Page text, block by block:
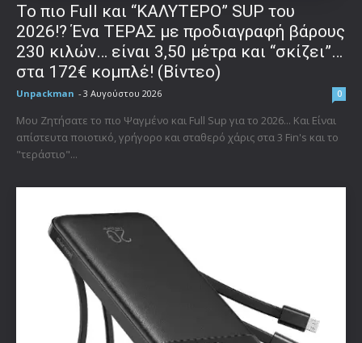
To πιο Full και “ΚΑΛΥΤΕΡΟ” SUP του
2026!? Ένα ΤΕΡΑΣ με προδιαγραφή βάρους
230 κιλών… είναι 3,50 μέτρα και “σκίζει”…
στα 172€ κομπλέ! (Βίντεο)
Unpackman - 3 Αυγούστου 2026 0
Μου Ζητήσατε το πιο Ψαγμένο και Full Sup για το 2026... Και Είναι
απίστευτα ποιοτικό, γρήγορο και σταθερό χάρις στα 3 Fin's και το
"τεράστιο"...